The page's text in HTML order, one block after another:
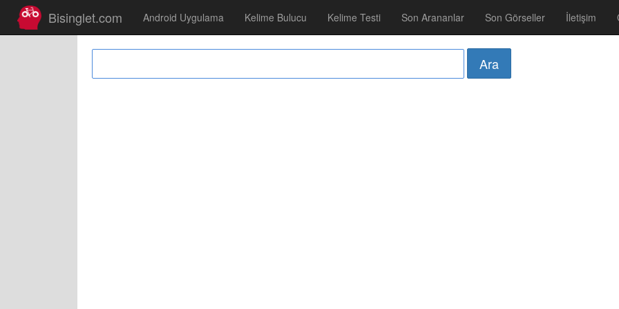
Bisinglet.com Android Uygulama Kelime Bulucu Kelime Testi Son Arananlar Son Görseller İletişim